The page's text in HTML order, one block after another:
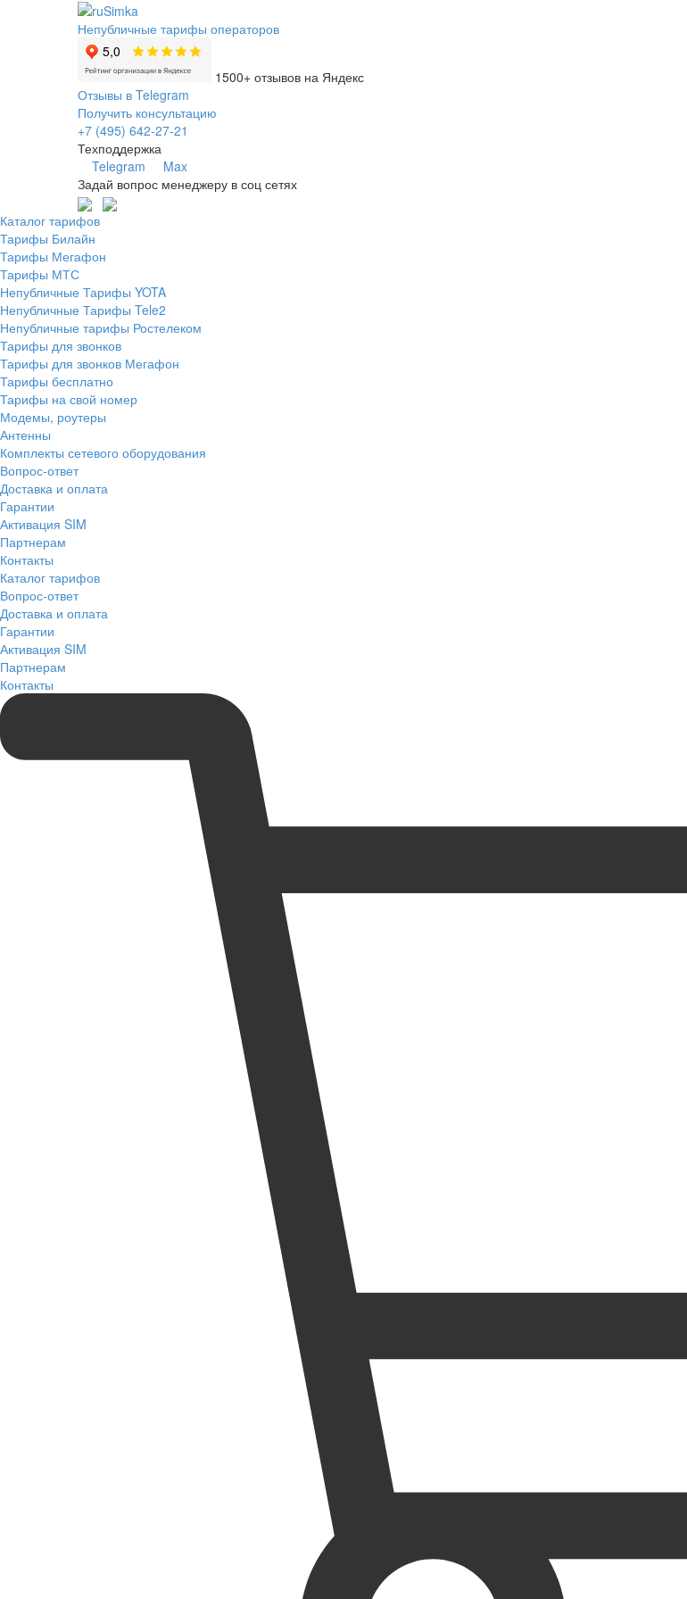
Непубличные тарифы операторов
1500+ отзывов на Яндекс
Отзывы в Telegram
Получить консультацию
+7 (495) 642-27-21
Техподдержка
Telegram
Max
Задай вопрос менеджеру в соц сетях
Каталог тарифов
Тарифы Билайн
Тарифы Мегафон
Тарифы МТС
Непубличные Тарифы YOTA
Непубличные Тарифы Tele2
Непубличные тарифы Ростелеком
Тарифы для звонков
Тарифы для звонков Мегафон
Тарифы бесплатно
Тарифы на свой номер
Модемы, роутеры
Антенны
Комплекты сетевого оборудования
Вопрос-ответ
Доставка и оплата
Гарантии
Активация SIM
Партнерам
Контакты
Каталог тарифов
Вопрос-ответ
Доставка и оплата
Гарантии
Активация SIM
Партнерам
Контакты